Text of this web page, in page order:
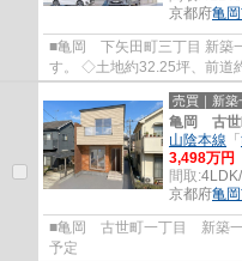
京都府亀
■亀岡 下矢田町三丁目 新築
す。 ◇土地約32.25坪、前
備 浴室暖房乾燥機 食器洗
売買｜新築
亀岡 古世
山陰本線 「
3,498万円
間取:
京都府亀
■亀岡 古世町一丁目 新築
予定